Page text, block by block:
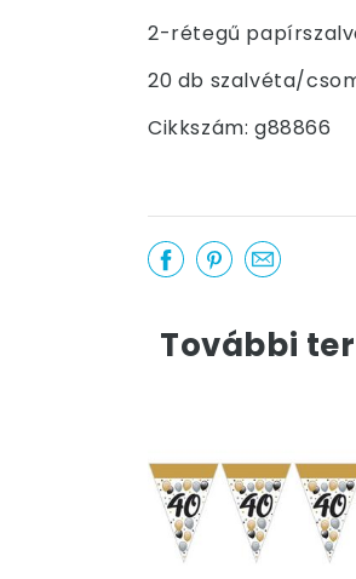
2-rétegű
20 db szalvéta/
Cikkszám: g88866
További